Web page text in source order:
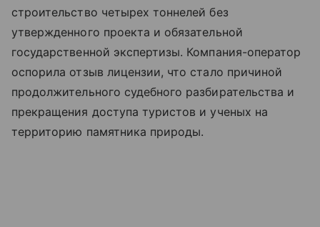
строительство четырех тоннелей без
утвержденного проекта и обязательной
государственной экспертизы. Компания-оператор
оспорила отзыв лицензии, что стало причиной
продолжительного судебного разбирательства и
прекращения доступа туристов и ученых на
территорию памятника природы.